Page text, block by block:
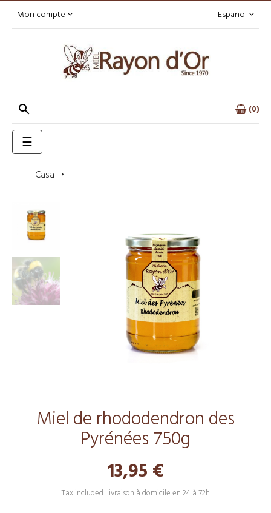
Espanol
Mon compte
 0
Toggle
navigation
☰
Casa
Miel de rhododendron des
Pyrénées 750g
13,95 €
Tax included Livraison à domicile en 24 à 72h